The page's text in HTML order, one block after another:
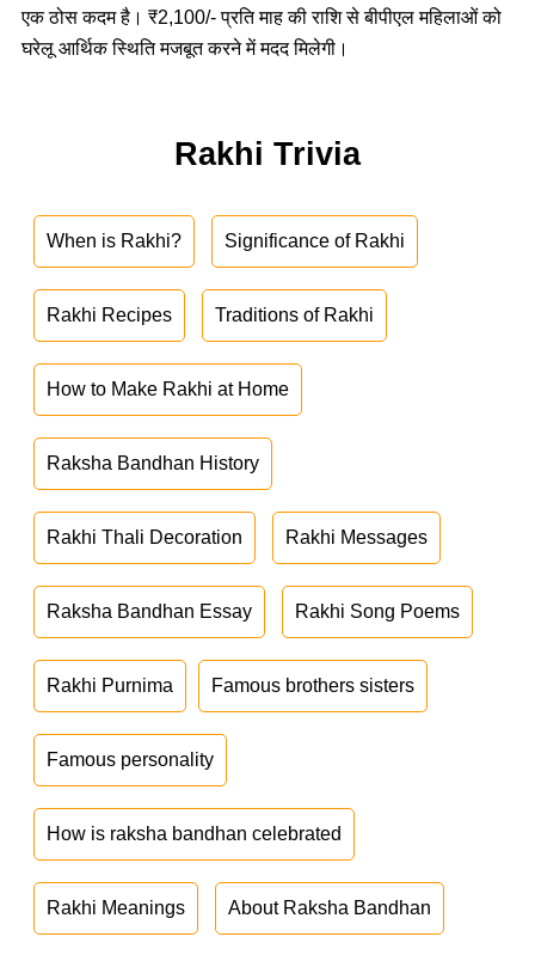
एक ठोस कदम है। ₹2,100/- प्रति माह की राशि से बीपीएल महिलाओं को
घरेलू आर्थिक स्थिति मजबूत करने में मदद मिलेगी।
Rakhi Trivia
When is Rakhi? Significance of Rakhi
Rakhi Recipes Traditions of Rakhi
How to Make Rakhi at Home
Raksha Bandhan History
Rakhi Thali Decoration Rakhi Messages
Raksha Bandhan Essay Rakhi Song Poems
Rakhi Purnima Famous brothers sisters
Famous personality
How is raksha bandhan celebrated
Rakhi Meanings About Raksha Bandhan